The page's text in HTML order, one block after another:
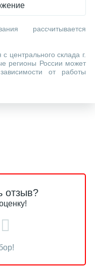
рассчитывается
центрального склада г.
регионы России может
от работы
отзыв?